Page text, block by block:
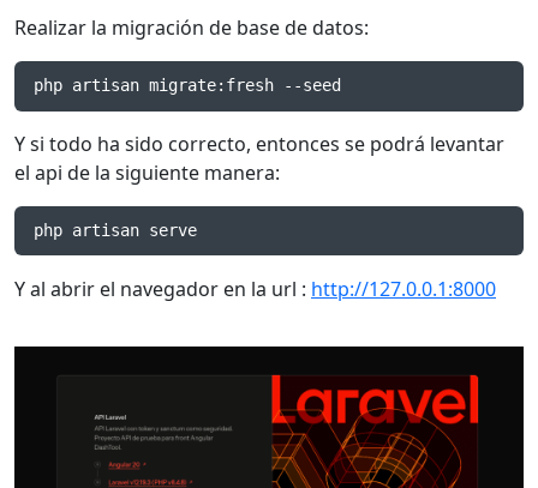
Realizar la migración de base de datos:
php artisan migrate:fresh --seed
Y si todo ha sido correcto, entonces se podrá levantar
el api de la siguiente manera:
php artisan serve
Y al abrir el navegador en la url : http://127.0.0.1:8000